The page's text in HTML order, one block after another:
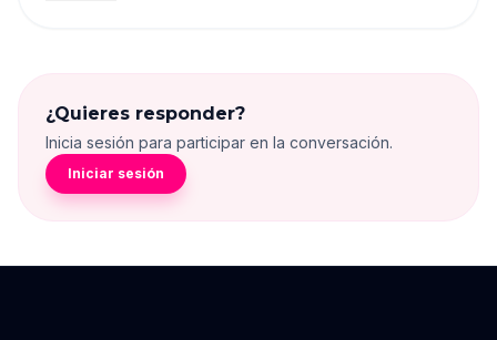
¿Quieres responder?
Inicia sesión para participar en la conversación.
Iniciar sesión